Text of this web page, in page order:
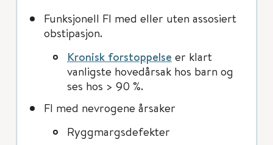
Funksjonell FI med eller uten assosiert
obstipasjon.
Kronisk forstoppelse er klart
vanligste hovedårsak hos barn og
ses hos > 90 %.
FI med nevrogene årsaker
Ryggmargsdefekter